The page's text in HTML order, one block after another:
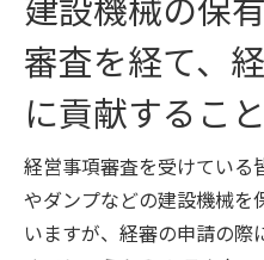
審査を経て、
に貢献するこ
経営事項審査を受けている
やダンプなどの建設機械を
いますが、経審の申請の際